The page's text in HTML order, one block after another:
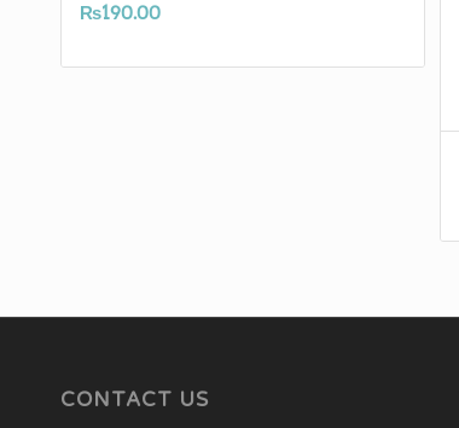
₨190.00
CONTACT US